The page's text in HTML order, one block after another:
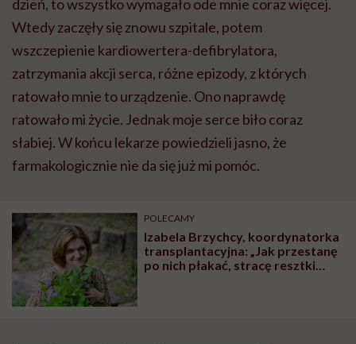
dzień, to wszystko wymagało ode mnie coraz więcej.
Wtedy zaczęły się znowu szpitale, potem
wszczepienie kardiowertera-defibrylatora,
zatrzymania akcji serca, różne epizody, z których
ratowało mnie to urządzenie. Ono naprawdę
ratowało mi życie. Jednak moje serce biło coraz
słabiej. W końcu lekarze powiedzieli jasno, że
farmakologicznie nie da się już mi pomóc.
POLECAMY
Izabela Brzychcy, koordynatorka
transplantacyjna: „Jak przestanę
po nich płakać, stracę resztki